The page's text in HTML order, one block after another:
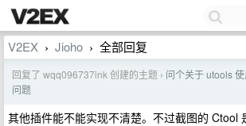
V2EX › Jioho › 全部回复
回复了 wqq096737ink 创建的主题 › 问个关于 utools
问题
其他插件能不能实现不清楚。不过截图的 Ctool